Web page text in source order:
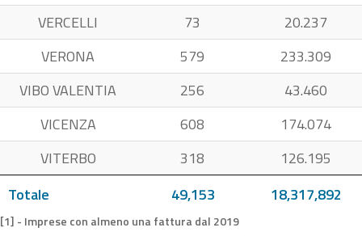
Totale 49,153 18,317,892
VERCELLI
73
20.237
VERONA
579
233.309
VIBO VALENTIA
256
43.460
VICENZA
608
174.074
VITERBO
318 126.195
[1] - Imprese con almeno una fattura dal 2019